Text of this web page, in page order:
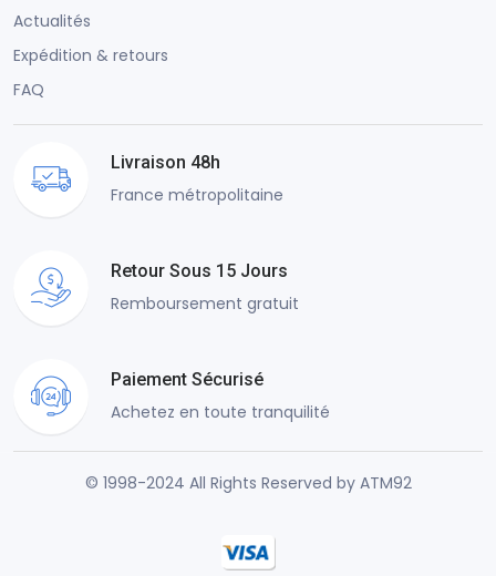
Actualités
Expédition & retours
FAQ
Livraison 48h
France métropolitaine
Retour Sous 15 Jours
Remboursement gratuit
Paiement Sécurisé
Achetez en toute tranquilité
© 1998-2024 All Rights Reserved by ATM92